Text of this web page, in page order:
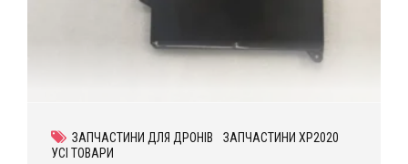
ЗАПЧАСТИНИ ДЛЯ ДРОНІВ
ЗАПЧАСТИНИ XP2020
УСІ ТОВАРИ